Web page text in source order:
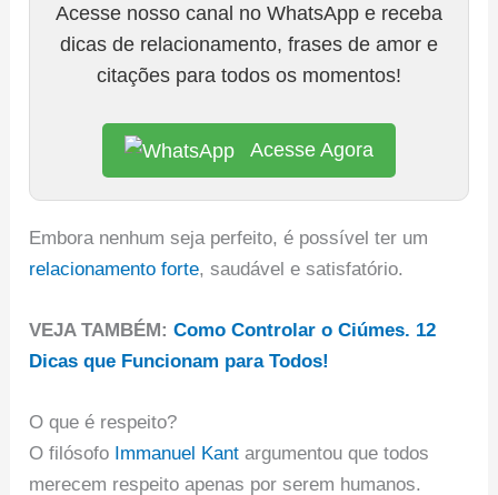
Acesse nosso canal no WhatsApp e receba
dicas de relacionamento, frases de amor e
citações para todos os momentos!
Acesse Agora
Embora nenhum seja perfeito, é possível ter um
relacionamento forte, saudável e satisfatório.
VEJA TAMBÉM:Como Controlar o Ciúmes. 12
Dicas que Funcionam para Todos!
O que é respeito?
O filósofo Immanuel Kant argumentou que todos
merecem respeito apenas por serem humanos.